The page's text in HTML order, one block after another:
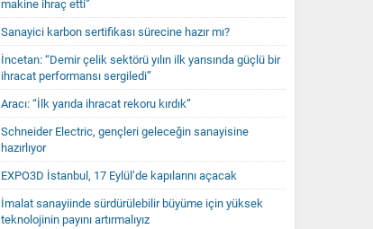
makine ihraç etti”
Sanayici karbon sertifikası sürecine hazır mı?
İncetan: “Demir çelik sektörü yılın ilk yarısında güçlü bir
ihracat performansı sergiledi”
Aracı: “İlk yarıda ihracat rekoru kırdık”
Schneider Electric, gençleri geleceğin sanayisine
hazırlıyor
EXPO3D İstanbul, 17 Eylül’de kapılarını açacak
İmalat sanayiinde sürdürülebilir büyüme için yüksek
teknolojinin payını artırmalıyız